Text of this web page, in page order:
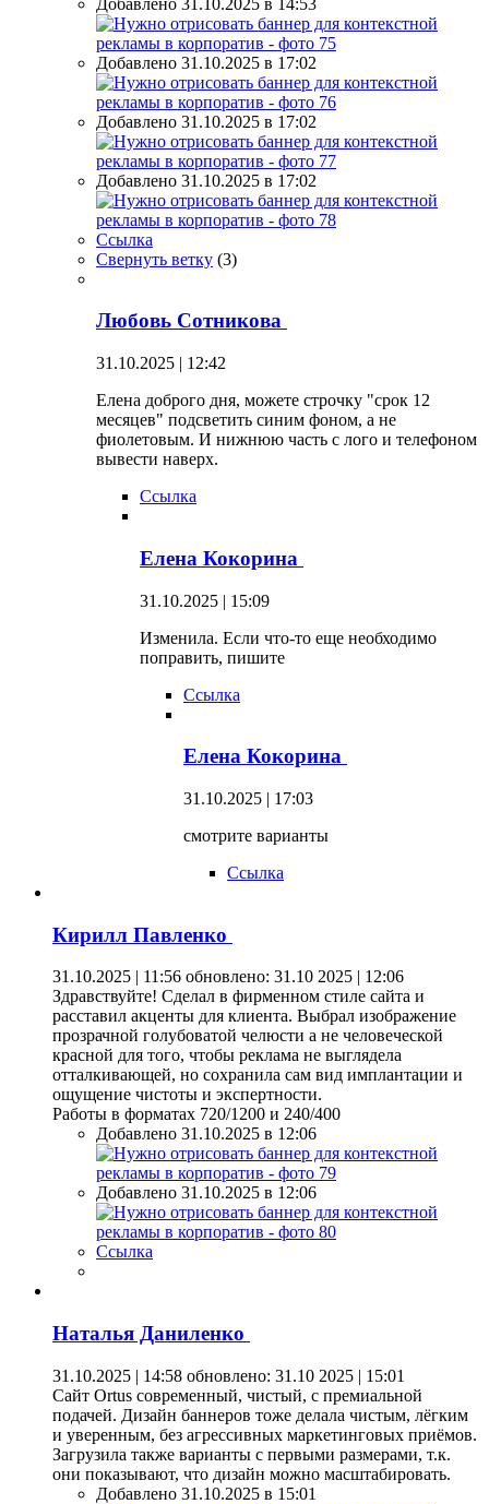
Добавлено 31.10.2025 в 17:02
Добавлено 31.10.2025 в 17:02
Добавлено 31.10.2025 в 17:02
Ссылка
Свернуть ветку (3)
Любовь Сотникова
31.10.2025 | 12:42
Елена доброго дня, можете строчку "срок 12
месяцев" подсветить синим фоном, а не
фиолетовым. И нижнюю часть с лого и телефоном
вывести наверх.
Ссылка
Елена Кокорина
31.10.2025 | 15:09
Изменила. Если что-то еще необходимо
поправить, пишите
Ссылка
Елена Кокорина
31.10.2025 | 17:03
смотрите варианты
Ссылка
Кирилл Павленко
31.10.2025 | 11:56 обновлено: 31.10 2025 | 12:06
Здравствуйте! Сделал в фирменном стиле сайта и
расставил акценты для клиента. Выбрал изображение
прозрачной голубоватой челюсти а не человеческой
красной для того, чтобы реклама не выглядела
отталкивающей, но сохранила сам вид имплантации и
ощущение чистоты и экспертности.
Работы в форматах 720/1200 и 240/400
Добавлено 31.10.2025 в 12:06
Добавлено 31.10.2025 в 12:06
Ссылка
Наталья Даниленко
31.10.2025 | 14:58 обновлено: 31.10 2025 | 15:01
Сайт Ortus современный, чистый, с премиальной
подачей. Дизайн баннеров тоже делала чистым, лёгким
и уверенным, без агрессивных маркетинговых приёмов.
Загрузила также варианты с первыми размерами, т.к.
они показывают, что дизайн можно масштабировать.
Добавлено 31.10.2025 в 15:01